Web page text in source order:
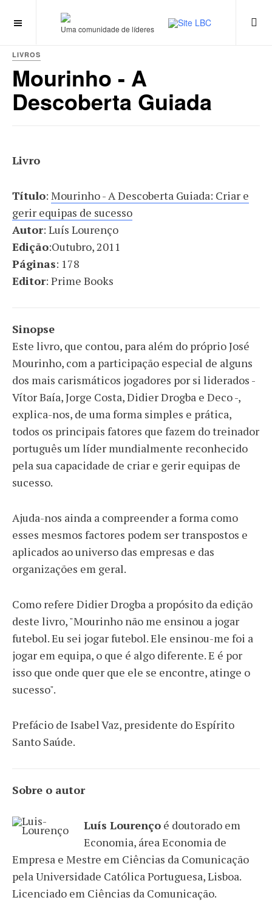
Uma comunidade de líderes
LIVROS
Mourinho - A
Descoberta Guiada
Livro
Título: Mourinho - A Descoberta Guiada: Criar e
gerir equipas de sucesso
Autor: Luís Lourenço
Edição:Outubro, 2011
Páginas: 178
Editor: Prime Books
Sinopse
Este livro, que contou, para além do próprio José
Mourinho, com a participação especial de alguns
dos mais carismáticos jogadores por si liderados -
Vítor Baía, Jorge Costa, Didier Drogba e Deco -,
explica-nos, de uma forma simples e prática,
todos os principais fatores que fazem do treinador
português um líder mundialmente reconhecido
pela sua capacidade de criar e gerir equipas de
sucesso.
Ajuda-nos ainda a compreender a forma como
esses mesmos factores podem ser transpostos e
aplicados ao universo das empresas e das
organizações em geral.
Como refere Didier Drogba a propósito da edição
deste livro, "Mourinho não me ensinou a jogar
futebol. Eu sei jogar futebol. Ele ensinou-me foi a
jogar em equipa, o que é algo diferente. E é por
isso que onde quer que ele se encontre, atinge o
sucesso".
Prefácio de Isabel Vaz, presidente do Espírito
Santo Saúde.
Sobre o autor
Luís Lourenço é doutorado em
Economia, área Economia de
Empresa e Mestre em Ciências da Comunicação
pela Universidade Católica Portuguesa, Lisboa.
Licenciado em Ciências da Comunicação.